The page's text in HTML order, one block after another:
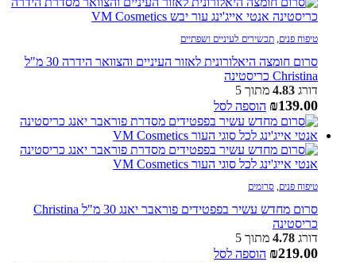
טיפוח פנים, תכשירים לעיניים ושפתיים
סרום חומצה היאלורונית לאזור העיניים והצוואר הידרה 30 מ"ל
Christina כריסטינה
דורג 4.83 מתוך 5
₪139.00 הוספה לסל
טיפוח פנים, סרומים
סרום מחדש עשיר בפפטידים פוראבר יאנג 30 מ"ל Christina
כריסטינה
דורג 4.78 מתוך 5
₪219.00 הוספה לסל